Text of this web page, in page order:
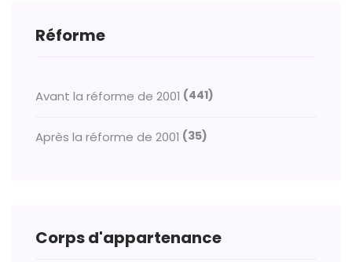
Réforme
Avant la réforme de 2001 (441)
Après la réforme de 2001 (35)
Corps d'appartenance